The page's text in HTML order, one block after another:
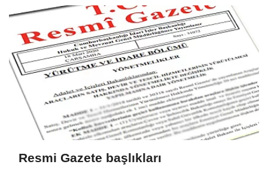
Resmi Gazete başlıkları